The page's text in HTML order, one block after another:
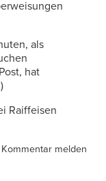
als
hat
Raiffeisen
Kommentar melden